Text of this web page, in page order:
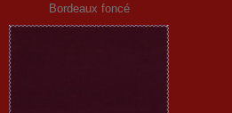
Bordeaux foncé